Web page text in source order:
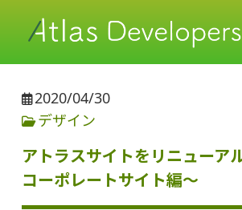
2020/04/30
デザイン
アトラスサイトをリニューア
コーポレートサイト編〜